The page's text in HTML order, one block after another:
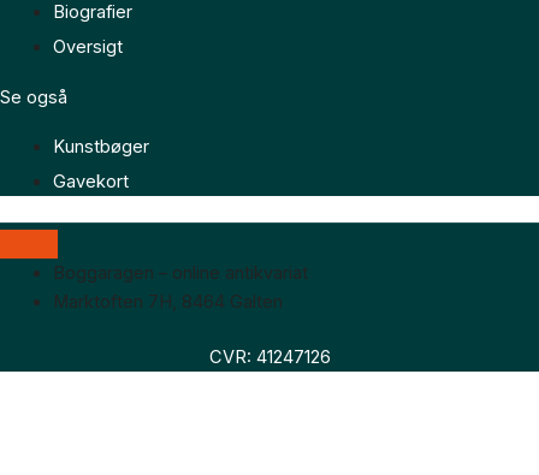
Biografier
Oversigt
Se også
Kunstbøger
Gavekort
Boggaragen – online antikvariat
Marktoften 7H, 8464 Galten
CVR: 41247126